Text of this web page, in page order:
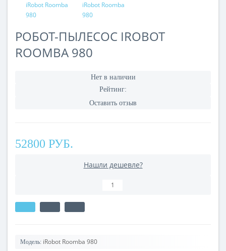
РОБОТ-ПЫЛЕСОС IROBOT
ROOMBA 980
Нет в наличии
Рейтинг:
Оставить отзыв
52800 РУБ.
Нашли дешевле?
Модель: iRobot Roomba 980